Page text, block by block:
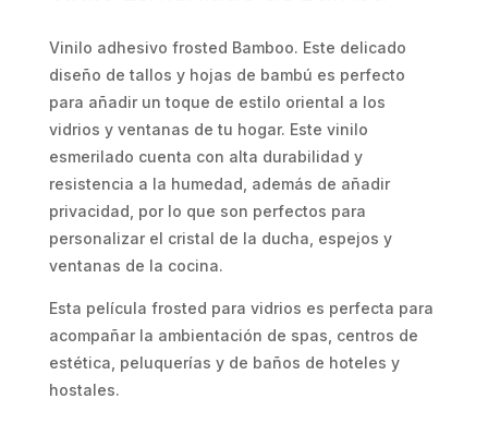
Vinilo adhesivo frosted Bamboo. Este delicado
diseño de tallos y hojas de bambú es perfecto
para añadir un toque de estilo oriental a los
vidrios y ventanas de tu hogar. Este vinilo
esmerilado cuenta con alta durabilidad y
resistencia a la humedad, además de añadir
privacidad, por lo que son perfectos para
personalizar el cristal de la ducha, espejos y
ventanas de la cocina.
Esta película frosted para vidrios es perfecta para
acompañar la ambientación de spas, centros de
estética, peluquerías y de baños de hoteles y
hostales.